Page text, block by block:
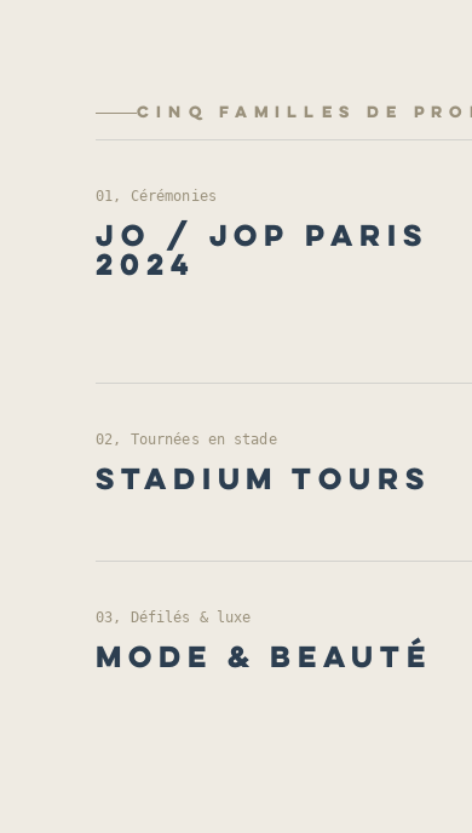
CINQ FAMILLES DE
01, Cérémonies
JO / JOP PARIS
2024
02, Tournées en stade
STADIUM TOURS
03, Défilés & luxe
MODE & BEAUTÉ